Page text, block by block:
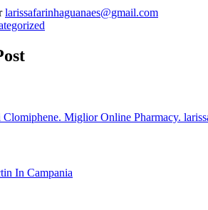
larissafarinhaguanaes@gmail.com
Clomiphene. Miglior Online Pharmacy.
In Campania